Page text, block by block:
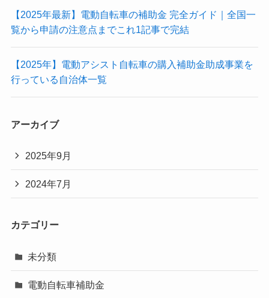
【2025年最新】電動自転車の補助金 完全ガイド｜全国一
覧から申請の注意点までこれ1記事で完結
【2025年】電動アシスト自転車の購入補助金助成事業を
行っている自治体一覧
アーカイブ
2025年9月
2024年7月
カテゴリー
未分類
電動自転車補助金